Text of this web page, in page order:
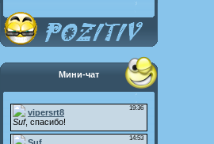
Мини-чат